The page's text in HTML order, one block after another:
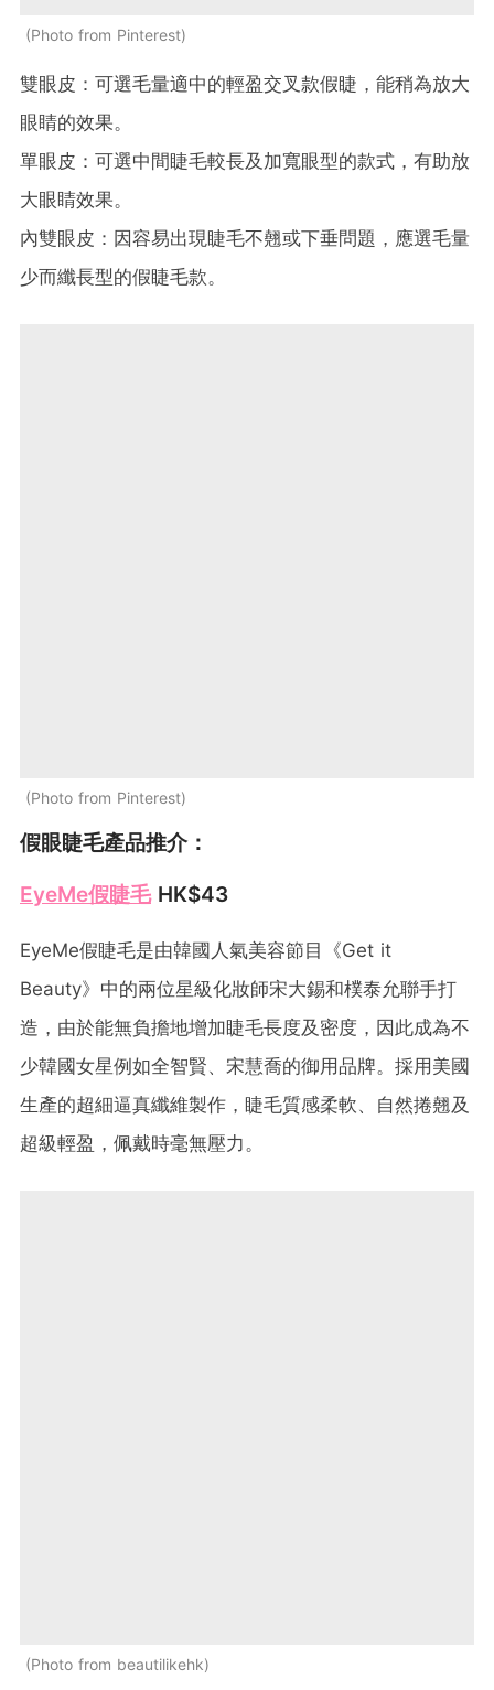
Photo from Pinterest
雙眼皮：可選毛量適中的輕盈交叉款假睫，能稍為放大
眼睛的效果。
單眼皮：可選中間睫毛較長及加寬眼型的款式，有助放
大眼睛效果。
內雙眼皮：因容易出現睫毛不翹或下垂問題，應選毛量
少而纖長型的假睫毛款。
Photo from Pinterest
假眼睫毛產品推介：
EyeMe假睫毛HK$43
EyeMe假睫毛是由韓國人氣美容節目《Get it
Beauty》中的兩位星級化妝師宋大錫和樸泰允聯手打
造，由於能無負擔地增加睫毛長度及密度，因此成為不
少韓國女星例如全智賢、宋慧喬的御用品牌。採用美國
生產的超細逼真纖維製作，睫毛質感柔軟、自然捲翹及
超級輕盈，佩戴時毫無壓力。
Photo from beautilikehk